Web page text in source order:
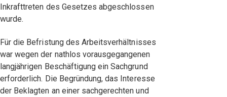
Inkrafttreten des Gesetzes abgeschlossen
wurde.
Für die Befristung des Arbeitsverhältnisses
war wegen der nathlos vorausgegangenen
langjährigen Beschäftigung ein Sachgrund
erforderlich. Die Begründung, das Interesse
der Beklagten an einer sachgerechten und